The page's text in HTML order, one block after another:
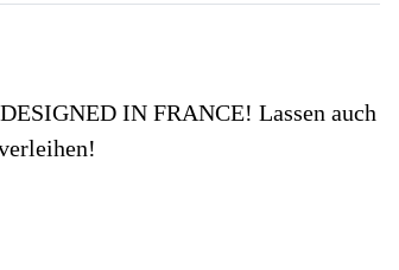
IN FRANCE! Lassen auch